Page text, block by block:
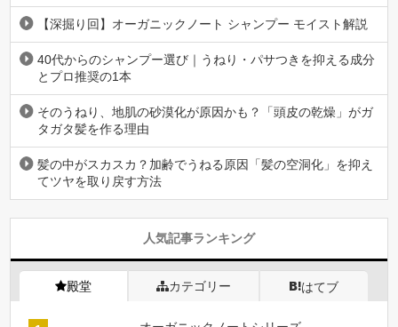
【深掘り回】オーガニックノート シャンプー モイスト解説
40代からのシャンプー選び｜うねり・パサつきを抑える成分
とプロ推奨の1本
そのうねり、地肌の砂漠化が原因かも？「頭皮の乾燥」がガ
タガタ髪を作る理由
髪の中がスカスカ？加齢でうねる原因「髪の空洞化」を抑え
てツヤを取り戻す方法
人気記事ランキング
殿堂 カテゴリー はてブ